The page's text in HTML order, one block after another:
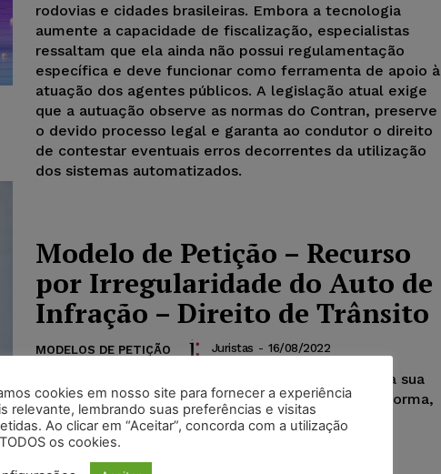
rodovias e cidades brasileiras. Embora a tecnologia
aumente a capacidade de fiscalização, especialistas
ressaltam que ela ainda não possui regulamentação
específica e deve funcionar como ferramenta de apoio à
atuação dos agentes públicos. A legislação atual exige
que a autuação observe as normas do Contran, preserve
o devido processo legal e garanta ao condutor o direito
de contestar eventuais erros decorrentes da utilização
dos sistemas automatizados.
Modelo de Petição – Recurso
por Irregularidade do Auto de
Infração – Direito de Trânsito
MODELOS DE PETIÇÃO Juristas - 16/08/2022
O ato administrativo necessita de requisitos para a sua
formação, quais sejam, competência, finalidade, forma,
motivo e objeto.
cookies em nosso site para fornecer a experiência
relevante, lembrando suas preferências e visitas
Ao clicar em “Aceitar”, concorda com a utilização
os cookies.